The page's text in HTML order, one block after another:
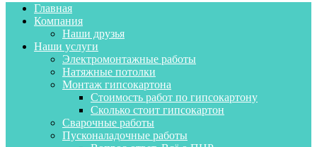
Главная
Компания
Наши друзья
Наши услуги
Электромонтажные работы
Натяжные потолки
Монтаж гипсокартона
Стоимость работ по гипсокартону
Сколько стоит гипсокартон
Сварочные работы
Пусконаладочные работы